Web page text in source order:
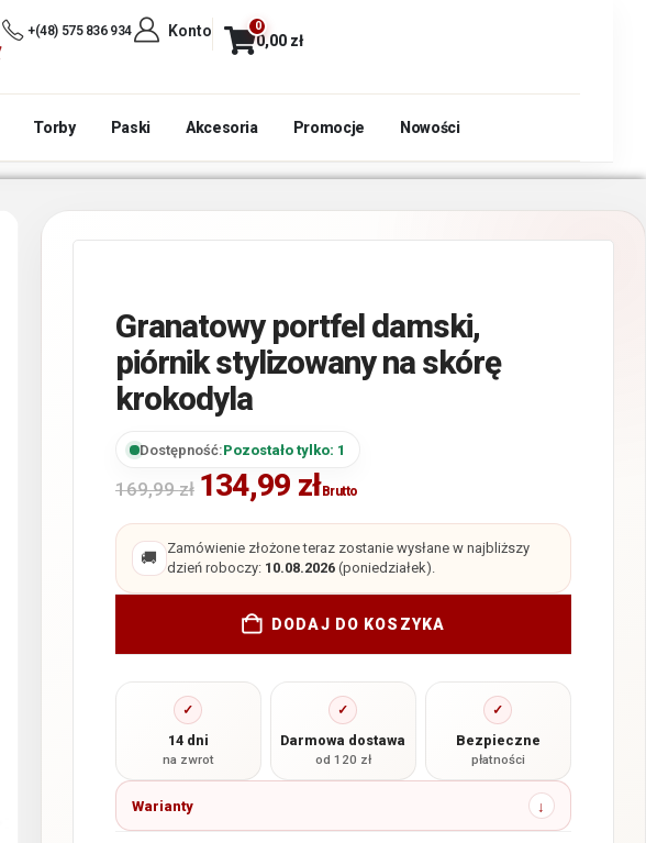
+(48) 575 836 934 Konto 0
0,00 zł
Torby Paski Akcesoria Promocje Nowości
Granatowy portfel damski,
piórnik stylizowany na skórę
krokodyla
Dostępność:Pozostało tylko: 1
169,99zł 134,99 złBrutto
🚚
Zamówienie złożone teraz zostanie wysłane w najbliższy
dzień roboczy: 10.08.2026(poniedziałek).
DODAJ DO KOSZYKA
✓
14 dni
na zwrot
✓
Darmowa dostawa
od 120 zł
✓
Bezpieczne
płatności
Warianty